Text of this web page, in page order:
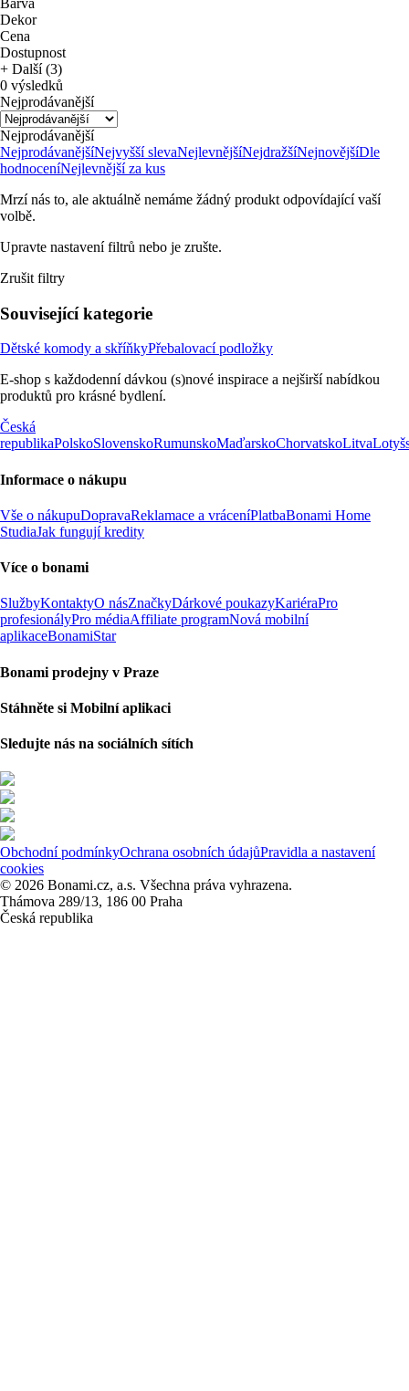
Dekor
Cena
Dostupnost
+ Další (3)
0 výsledků
Nejprodávanější
Nejprodávanější
NejprodávanějšíNejvyšší slevaNejlevnějšíNejdražšíNejnovějšíDle
hodnoceníNejlevnější za kus
Mrzí nás to, ale aktuálně nemáme žádný produkt odpovídající vaší
volbě.
Upravte nastavení filtrů nebo je zrušte.
Zrušit filtry
Související kategorie
Dětské komody a skříňkyPřebalovací podložky
E-shop s každodenní dávkou (s)nové inspirace a nejširší nabídkou
produktů pro krásné bydlení.
Česká
republikaPolskoSlovenskoRumunskoMaďarskoChorvatskoLitva
Informace o nákupu
Vše o nákupuDopravaReklamace a vráceníPlatbaBonami Home
StudiaJak fungují kredity
Více o bonami
SlužbyKontaktyO násZnačkyDárkové poukazyKariéraPro
profesionályPro médiaAffiliate programNová mobilní
aplikaceBonamiStar
Bonami prodejny v Praze
Stáhněte si Mobilní aplikaci
Sledujte nás na sociálních sítích
Obchodní podmínkyOchrana osobních údajůPravidla a nastavení
cookies
© 2026 Bonami.cz, a.s. Všechna práva vyhrazena.
Thámova 289/13, 186 00 Praha
Česká republika